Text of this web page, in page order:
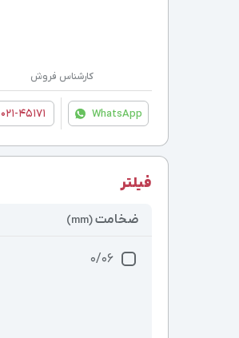
کارشناس فروش
WhatsApp ۰۲۱-۴۵۱۷۱
فیلتر
ضخامت(mm)
0/06